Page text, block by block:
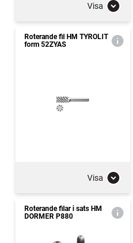
Visa
Roterande fil HM TYROLIT
form 52ZYAS
Visa
Roterande filar i sats HM
DORMER P880